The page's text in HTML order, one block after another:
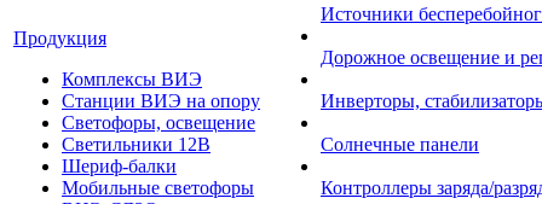
Продукция
Комплексы ВИЭ
Станции ВИЭ на опору
Светофоры, освещение
Светильники 12В
Шериф-балки
Мобильные светофоры
Источники
Дорожное освещение и
Инверторы,
Солнечные панели
Контроллеры заряда/